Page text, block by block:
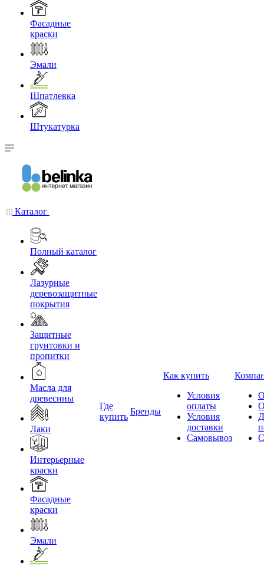
Фасадные
краски
Эмали
Шпатлевка
Штукатурка
Каталог
Полный каталог
Лазурные
деревозащитные
покрытия
Защитные
грунтовки и
пропитки
Масла для
древесины
Лаки
Интерьерные
краски
Фасадные
краски
Эмали
Где
купить
Бренды
Как купить
Условия
оплаты
Условия
доставки
Самовывоз